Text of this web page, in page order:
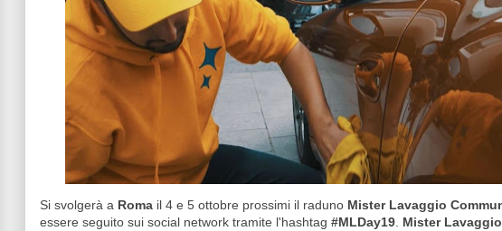
Si svolgerà a Roma il 4 e 5 ottobre prossimi il raduno Mister Lavaggio
essere seguito sui social network tramite l'hashtag #MLDay19 Mister Lavaggio